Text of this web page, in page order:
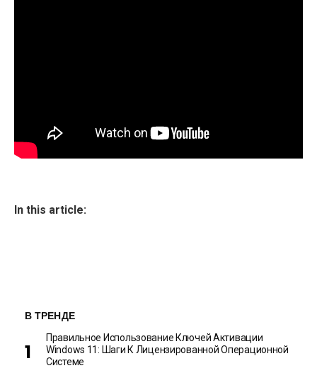
In this article:
В ТРЕНДЕ
Правильное Использование Ключей Активации
Windows 11: Шаги К Лицензированной Операционной
Системе